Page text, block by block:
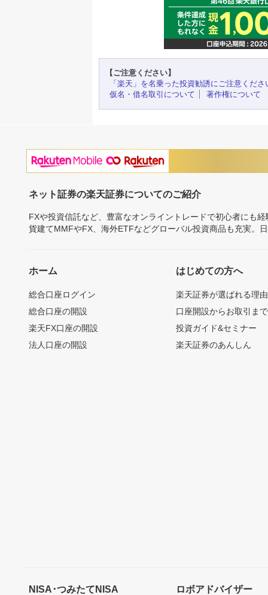
【ご注意ください】
「楽天」を名乗った投資勧誘にご注意くださ
仮名・借名取引について
著作権について
ネット証券の楽天証券についてのご紹介
FXや投資信託など、豊富なオンライントレードで初心者にも
貨建てMMFやFX、海外ETFなどグローバル投資商品も充実。
ホーム
総合口座ログイン
総合口座の開設
楽天FX口座の開設
法人口座の開設
はじめての方へ
楽天証券が選ばれる理由
口座開設からお取引ま
投資ガイド&セミナー
楽天証券のあんしん
NISA･つみたてNISA ロボアドバイザー